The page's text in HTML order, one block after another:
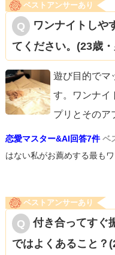
くなっていくかもしれな
ます。それに、あなた
ので、その点ではあり
と思っているのかもしれ
女性にとって、結婚って
彼女なりに結婚に対して
はなく、「彼女と心地よ
向へと意識を向ければ
います。それができた
ベストアンサーあり
ワンナイトしや
てください。(23歳・
遊び目的でマ
す。ワンナイ
プリとそのア
恋愛マスター&AI回答7件 ベ
はない私がお薦めする最も
ベストアンサーあり
付き合ってすぐ
ではよくあること？